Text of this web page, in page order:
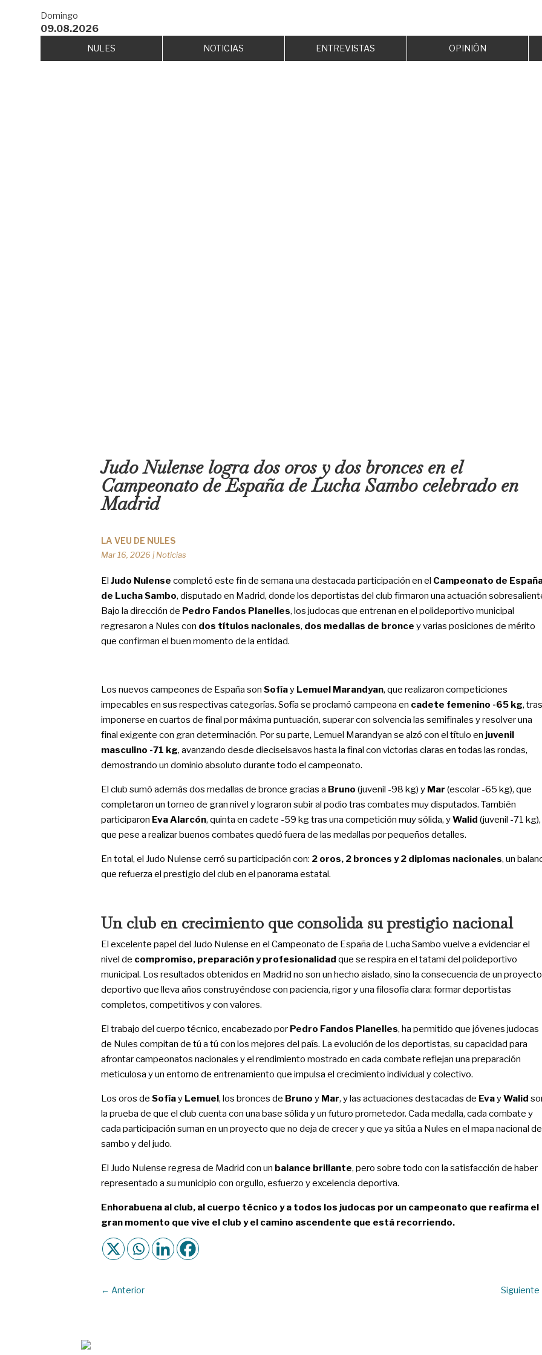
Domingo
09.08.2026
NULES NOTICIAS ENTREVISTAS OPINIÓN
Judo Nulense logra dos oros y dos bronces en el
Campeonato de España de Lucha Sambo celebrado en
Madrid
LA VEU DE NULES
Mar 16, 2026 | Noticias
El Judo Nulense completó este fin de semana una destacada participación en el Campeonato de
de Lucha Sambo, disputado en Madrid, donde los deportistas del club firmaron una actuación
Bajo la dirección de Pedro Fandos Planelles, los judocas que entrenan en el polideportivo municipal
regresaron a Nules con dos títulos nacionales, dos medallas de bronce y varias posiciones de mérito
que confirman el buen momento de la entidad.
Los nuevos campeones de España son Sofíay Lemuel Marandyan, que realizaron competiciones
impecables en sus respectivas categorías. Sofía se proclamó campeona en cadete femenino -65 kg, tras
imponerse en cuartos de final por máxima puntuación, superar con solvencia las semifinales y resolver una
final exigente con gran determinación. Por su parte, Lemuel Marandyan se alzó con el título en juvenil
masculino -71 kg, avanzando desde dieciseisavos hasta la final con victorias claras en todas las rondas,
demostrando un dominio absoluto durante todo el campeonato.
El club sumó además dos medallas de bronce gracias a Bruno (juvenil -98 kg) y Mar (escolar -65 kg), que
completaron un torneo de gran nivel y lograron subir al podio tras combates muy disputados. También
participaron Eva Alarcón, quinta en cadete -59 kg tras una competición muy sólida, yWalid (juvenil -71 kg),
que pese a realizar buenos combates quedó fuera de las medallas por pequeños detalles.
En total, el Judo Nulense cerró su participación con: 2 oros, 2 bronces y 2 diplomas nacionales, un
que refuerza el prestigio del club en el panorama estatal.
Un club en crecimiento que consolida su prestigio nacional
El excelente papel del Judo Nulense en el Campeonato de España de Lucha Sambo vuelve a evidenciar el
nivel de compromiso, preparación y profesionalidad que se respira en el tatami del polideportivo
municipal. Los resultados obtenidos en Madrid no son un hecho aislado, sino la consecuencia de un proyecto
deportivo que lleva años construyéndose con paciencia, rigor y una filosofía clara: formar deportistas
completos, competitivos y con valores.
El trabajo del cuerpo técnico, encabezado por Pedro Fandos Planelles, ha permitido que jóvenes judocas
de Nules compitan de tú a tú con los mejores del país. La evolución de los deportistas, su capacidad para
afrontar campeonatos nacionales y el rendimiento mostrado en cada combate reflejan una preparación
meticulosa y un entorno de entrenamiento que impulsa el crecimiento individual y colectivo.
Los oros de Sofíay Lemuel, los bronces de Bruno y Mar, y las actuaciones destacadas de EvayWalid
la prueba de que el club cuenta con una base sólida y un futuro prometedor. Cada medalla, cada combate y
cada participación suman en un proyecto que no deja de crecer y que ya sitúa a Nules en el mapa nacional
sambo y del judo.
El Judo Nulense regresa de Madrid con un balance brillante, pero sobre todo con la satisfacción de haber
representado a su municipio con orgullo, esfuerzo y excelencia deportiva.
Enhorabuena al club, al cuerpo técnico y a todos los judocas por un campeonato que reafirma el
gran momento que vive el club y el camino ascendente que está recorriendo.
← Anterior Siguiente